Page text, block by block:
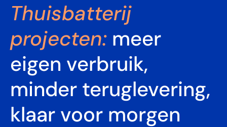
Thuisbatterij
projecten: meer
eigen verbruik,
minder teruglevering,
klaar voor morgen